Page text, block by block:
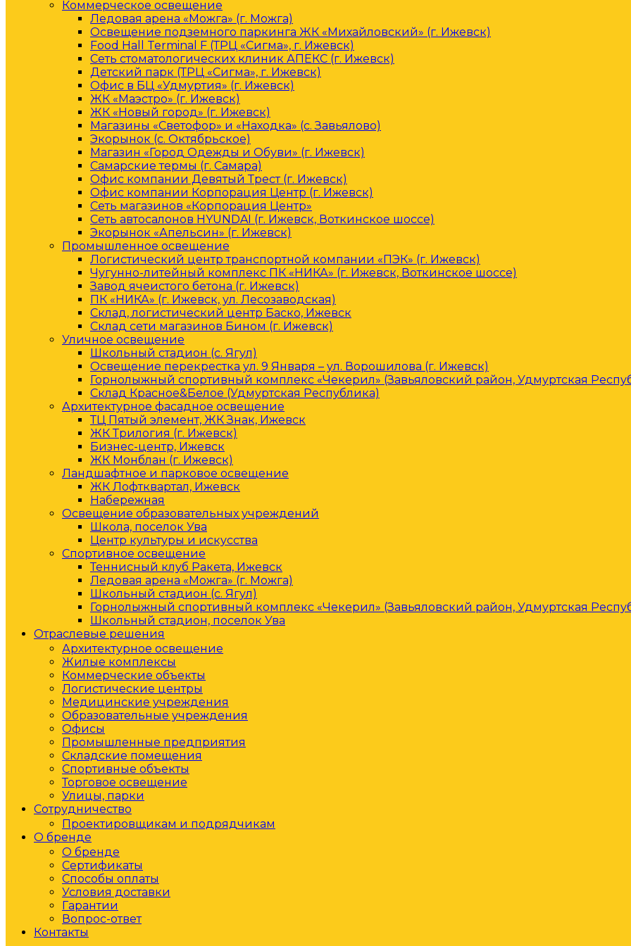
Коммерческое освещение
Ледовая арена «Можга» (г. Можга)
Освещение подземного паркинга ЖК «Михайловский» (г. Ижевск)
Food Hall Terminal F (ТРЦ «Сигма», г. Ижевск)
Сеть стоматологических клиник АПЕКС (г. Ижевск)
Детский парк (ТРЦ «Сигма», г. Ижевск)
Офис в БЦ «Удмуртия» (г. Ижевск)
ЖК «Маэстро» (г. Ижевск)
ЖК «Новый город» (г. Ижевск)
Магазины «Светофор» и «Находка» (с. Завьялово)
Экорынок (с. Октябрьское)
Магазин «Город Одежды и Обуви» (г. Ижевск)
Самарские термы (г. Самара)
Офис компании Девятый Трест (г. Ижевск)
Офис компании Корпорация Центр (г. Ижевск)
Сеть магазинов «Корпорация Центр»
Сеть автосалонов HYUNDAI (г. Ижевск, Воткинское шоссе)
Экорынок «Апельсин» (г. Ижевск)
Промышленное освещение
Логистический центр транспортной компании «ПЭК» (г. Ижевск)
Чугунно-литейный комплекс ПК «НИКА» (г. Ижевск, Воткинское шоссе)
Завод ячеистого бетона (г. Ижевск)
ПК «НИКА» (г. Ижевск, ул. Лесозаводская)
Склад, логистический центр Баско, Ижевск
Склад сети магазинов Бином (г. Ижевск)
Уличное освещение
Школьный стадион (с. Ягул)
Освещение перекрестка ул. 9 Января – ул. Ворошилова (г. Ижевск)
Горнолыжный спортивный комплекс «Чекерил» (Завьяловский район, Удмуртская
Склад Красное&Белое (Удмуртская Республика)
Архитектурное фасадное освещение
ТЦ Пятый элемент, ЖК Знак, Ижевск
ЖК Трилогия (г. Ижевск)
Бизнес-центр, Ижевск
ЖК Монблан (г. Ижевск)
Ландшафтное и парковое освещение
ЖК Лофтквартал, Ижевск
Набережная
Освещение образовательных учреждений
Школа, поселок Ува
Центр культуры и искусства
Спортивное освещение
Теннисный клуб Ракета, Ижевск
Ледовая арена «Можга» (г. Можга)
Школьный стадион (с. Ягул)
Горнолыжный спортивный комплекс «Чекерил» (Завьяловский район, Удмуртская
Школьный стадион, поселок Ува
Отраслевые решения
Архитектурное освещение
Жилые комплексы
Коммерческие объекты
Логистические центры
Медицинские учреждения
Образовательные учреждения
Офисы
Промышленные предприятия
Складские помещения
Спортивные объекты
Торговое освещение
Улицы, парки
Сотрудничество
Проектировщикам и подрядчикам
О бренде
О бренде
Сертификаты
Способы оплаты
Условия доставки
Гарантии
Вопрос-ответ
Контакты